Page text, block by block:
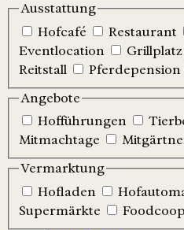
Ausstattung
Hofcafé
Restaurant
Eventlocation
Grillplatz
Reitstall
Pferdepension
Angebote
Hofführungen
Mitmachtage
Vermarktung
Hofladen
Supermärkte